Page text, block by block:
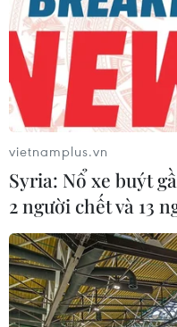
#Giá sầu riêng #Thu
#Sầu riêng Ri6
Theo dõi VietnamPlus
vietnamplus.vn
Syria: Nổ xe buýt
2 người chết và 13